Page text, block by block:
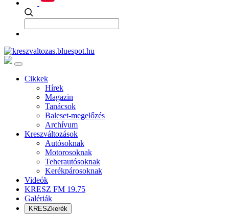
Cikkek
Hírek
Magazin
Tanácsok
Baleset-megelőzés
Archívum
Kreszváltozások
Autósoknak
Motorosoknak
Teherautósoknak
Kerékpárosoknak
Videók
KRESZ FM 19.75
Galériák
KRESZkerék